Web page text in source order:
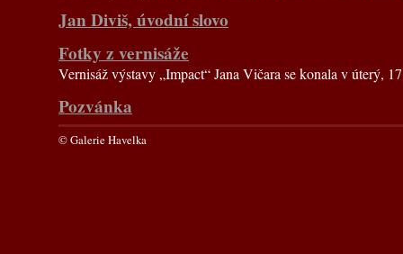
Jan Diviš, úvodní slovo
Fotky z vernisáže
Vernisáž výstavy „Impact“ Jana Vičara se konala v úterý,
Pozvánka
© Galerie Havelka